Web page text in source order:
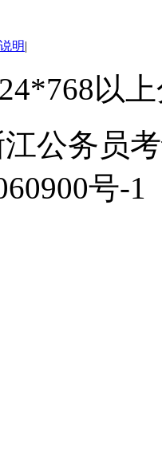
明|
以
公务员
号-1